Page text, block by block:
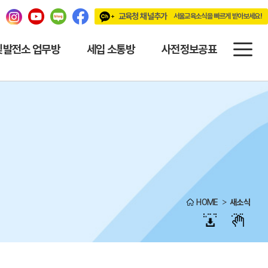
교육청 채널추가 서울교육소식을 빠르게 받아보세요!
빠르게 받아보세요!
발전소 업무방 세입 소통방 사전정보공표
HOME 새소식